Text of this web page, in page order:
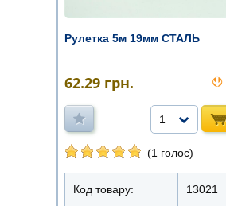
Рулетка 5м 19мм СТАЛЬ
62.29 грн.
1
(1 голос)
Код товару: 13021